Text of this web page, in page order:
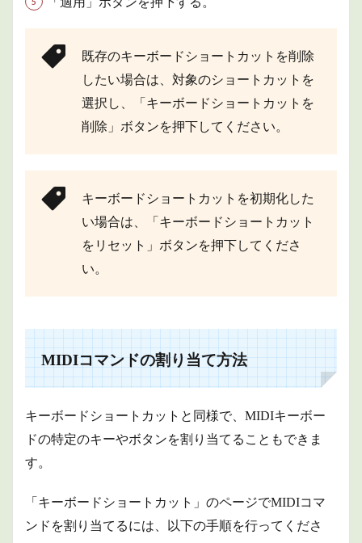
既存のキーボードショートカットを削除
したい場合は、対象のショートカットを
選択し、「キーボードショートカットを
削除」ボタンを押下してください。
キーボードショートカットを初期化した
い場合は、「キーボードショートカット
をリセット」ボタンを押下してくださ
い。
MIDIコマンドの割り当て方法
キーボードショートカットと同様で、MIDIキーボー
ドの特定のキーやボタンを割り当てることもできま
す。
「キーボードショートカット」のページでMIDIコマ
ンドを割り当てるには、以下の手順を行ってくださ